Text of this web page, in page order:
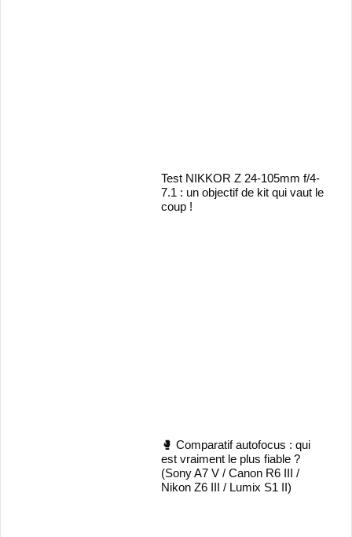
Test NIKKOR Z 24-105mm f/4-
7.1 : un objectif de kit qui vaut le
coup !
🥊 Comparatif autofocus : qui
est vraiment le plus fiable ?
(Sony A7 V / Canon R6 III /
Nikon Z6 III / Lumix S1 II)